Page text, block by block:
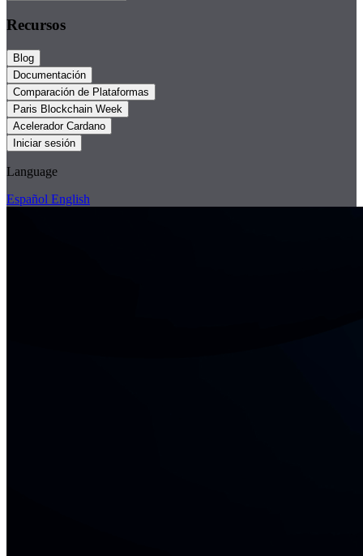
Recursos
Blog
Documentación
Comparación de Plataformas
Paris Blockchain Week
Acelerador Cardano
Iniciar sesión
Language
Español English